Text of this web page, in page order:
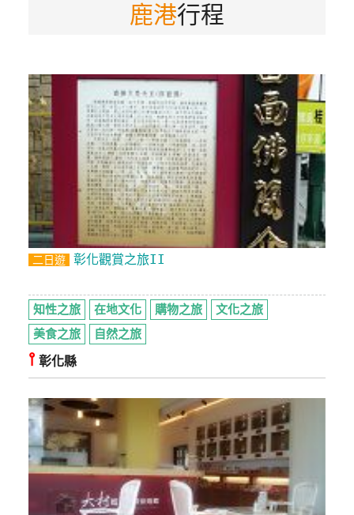
全
球
租
車
網
紅
帶
玩
樂
地
圖
顧
客
鹿港行程
二日遊 彰化觀賞之旅II
知性之旅 在地文化 購物之旅
文化之旅
美食之旅
自然之旅
⫯ 彰化縣